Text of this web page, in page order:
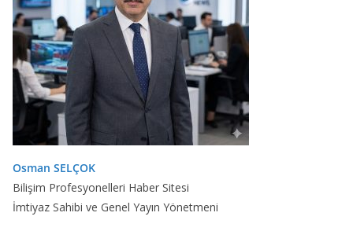
Osman SELÇOK
Bilişim Profesyonelleri Haber Sitesi
İmtiyaz Sahibi ve Genel Yayın Yönetmeni